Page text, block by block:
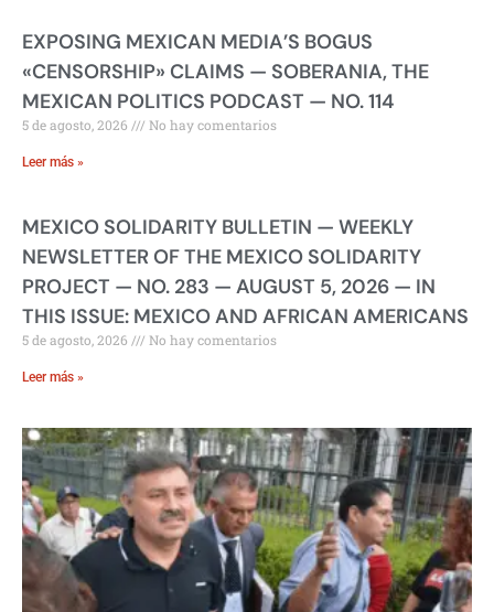
EXPOSING MEXICAN MEDIA’S BOGUS
«CENSORSHIP» CLAIMS — SOBERANIA, THE
MEXICAN POLITICS PODCAST — NO. 114
5 de agosto, 2026 No hay comentarios
Leer más »
MEXICO SOLIDARITY BULLETIN — WEEKLY
NEWSLETTER OF THE MEXICO SOLIDARITY
PROJECT — NO. 283 — AUGUST 5, 2026 — IN
THIS ISSUE: MEXICO AND AFRICAN AMERICANS
5 de agosto, 2026 No hay comentarios
Leer más »